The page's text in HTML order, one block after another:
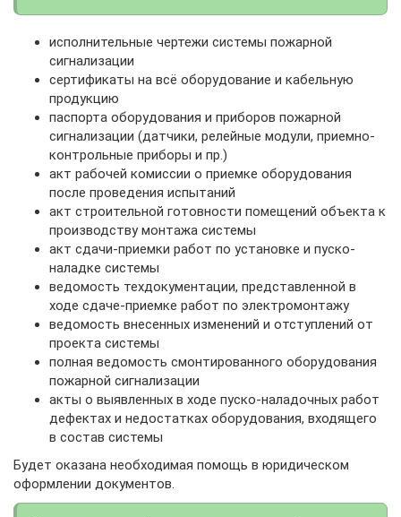
исполнительные чертежи системы пожарной
сигнализации
сертификаты на всё оборудование и кабельную
продукцию
паспорта оборудования и приборов пожарной
сигнализации (датчики, релейные модули, приемно-
контрольные приборы и пр.)
акт рабочей комиссии о приемке оборудования
после проведения испытаний
акт строительной готовности помещений объекта к
производству монтажа системы
акт сдачи-приемки работ по установке и пуско-
наладке системы
ведомость техдокументации, представленной в
ходе сдаче-приемке работ по электромонтажу
ведомость внесенных изменений и отступлений от
проекта системы
полная ведомость смонтированного оборудования
пожарной сигнализации
акты о выявленных в ходе пуско-наладочных работ
дефектах и недостатках оборудования, входящего
в состав системы
Будет оказана необходимая помощь в юридическом
оформлении документов.